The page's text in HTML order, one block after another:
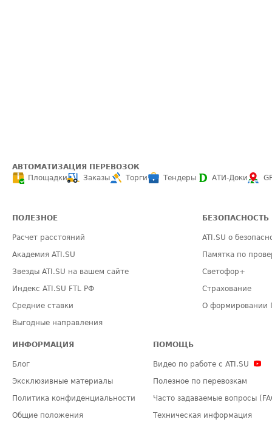
АВТОМАТИЗАЦИЯ ПЕРЕВОЗОК
Площадки
Заказы Торги Тендеры АТИ-Доки
ПОЛЕЗНОЕ
Расчет расстояний
Академия ATI.SU
Звезды ATI.SU на вашем сайте
Индекс ATI.SU FTL РФ
Средние ставки
Выгодные направления
БЕЗОПАСНОСТЬ
ATI.SU о
Памятка по
Светофор+
Страхование
О формировании
ИНФОРМАЦИЯ
Блог
Эксклюзивные материалы
Политика конфиденциальности
Общие положения
ПОМОЩЬ
Видео по работе с ATI.SU
Полезное по перевозкам
Часто задаваемые вопросы
Техническая информация